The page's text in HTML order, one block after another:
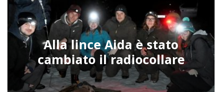
Alla lince Aida è stato
cambiato il radiocollare